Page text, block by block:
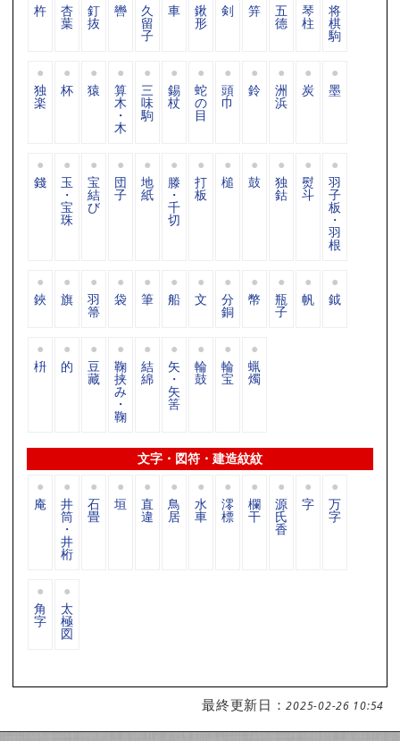
杵 杏
葉
釘
抜
轡 久
留
子
車 鍬
形
剣 笄 五
德
琴
柱
将
棋
駒
独
楽
杯 猿 算
木
・
木
三
味
駒
錫
杖
蛇
の
目
頭
巾
鈴 洲
浜
炭 墨
錢 玉
・
宝
珠
宝
結
び
団
子
地
紙
滕
・
千
切
打
板
槌 鼓 独
鈷
熨
斗
羽
子
板
・
羽
根
鋏 旗 羽
箒
袋 筆 船 文 分
銅
幣 瓶
子
帆 鉞
枡 的 豆
藏
鞠
挟
み
・
鞠
結
綿
矢
・
矢
筈
輪
鼓
輪
宝
蝋
燭
文字・図符・建造紋紋
庵 井
筒
・
井
桁
石
畳
垣 直
違
鳥
居
水
車
澪
標
欄
干
源
氏
香
字 万
字
角
字
太
極
図
最終更新日：2025-02-26 10:54